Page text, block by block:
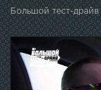
Большой тест-драйв